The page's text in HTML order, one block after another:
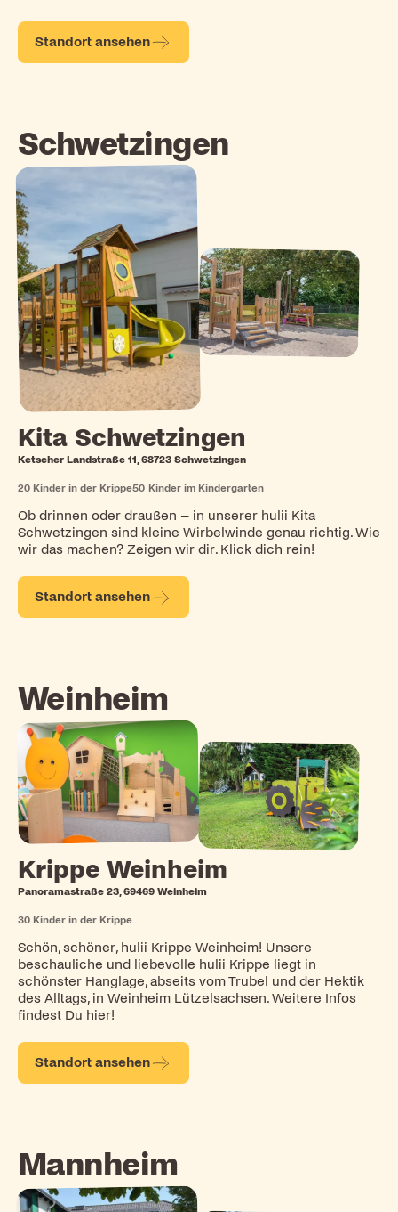
Standort ansehen
Schwetzingen
Kita Schwetzingen
Ketscher Landstraße 11, 68723 Schwetzingen
20 Kinder in der Krippe50 Kinder im Kindergarten
Ob drinnen oder draußen – in unserer hulii Kita
Schwetzingen sind kleine Wirbelwinde genau richtig. Wie
wir das machen? Zeigen wir dir. Klick dich rein!
Standort ansehen
Weinheim
Krippe Weinheim
Panoramastraße 23, 69469 Weinheim
30 Kinder in der Krippe
Schön, schöner, hulii Krippe Weinheim! Unsere
beschauliche und liebevolle hulii Krippe liegt in
schönster Hanglage, abseits vom Trubel und der Hektik
des Alltags, in Weinheim Lützelsachsen. Weitere Infos
findest Du hier!
Standort ansehen
Mannheim